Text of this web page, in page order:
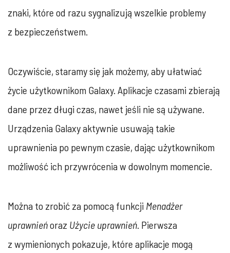
znaki, które od razu sygnalizują wszelkie problemy
z bezpieczeństwem.
Oczywiście, staramy się jak możemy, aby ułatwiać
życie użytkownikom Galaxy. Aplikacje czasami zbierają
dane przez długi czas, nawet jeśli nie są używane.
Urządzenia Galaxy aktywnie usuwają takie
uprawnienia po pewnym czasie, dając użytkownikom
możliwość ich przywrócenia w dowolnym momencie.
Można to zrobić za pomocą funkcji Menadżer
uprawnieńoraz Użycie uprawnień. Pierwsza
z wymienionych pokazuje, które aplikacje mogą